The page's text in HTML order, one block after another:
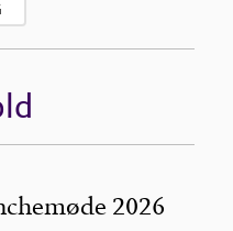
2026